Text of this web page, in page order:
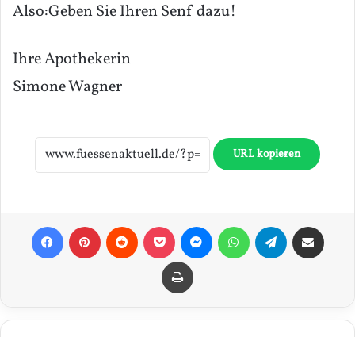
Also:Geben Sie Ihren Senf dazu!
Ihre Apothekerin
Simone Wagner
URL kopieren
Facebook Pinterest Reddit Pocket MessengerWhatsApp Telegram
Drucken